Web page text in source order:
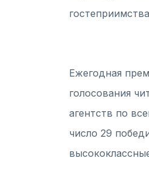
Ежегодная
голосования
агентств по
число 29